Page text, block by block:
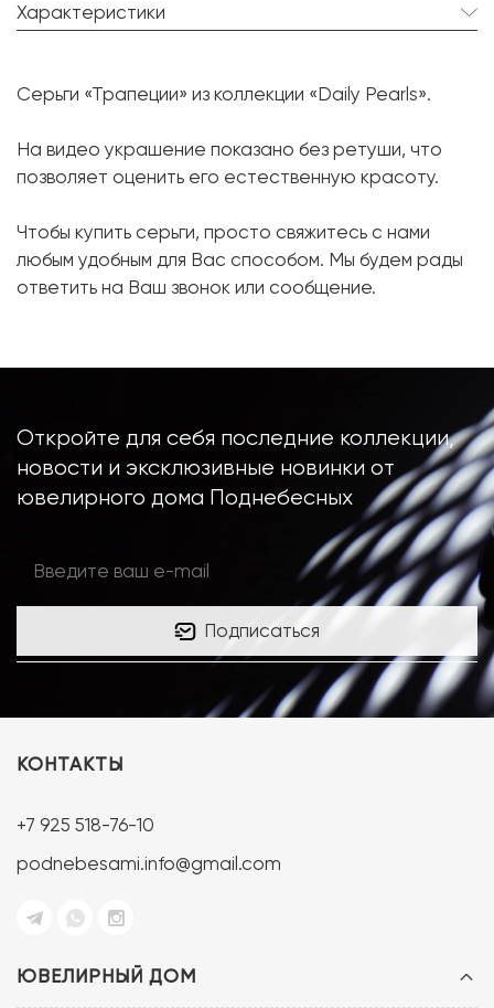
Характеристики
Форма:
Круглая
Бриллиант:
60 шт. 0.47 карат.
Форма огранки:
Металл:
Желтое золото, 750 проба
Вес грамм:
11.18
Серьги «Трапеции» из коллекции «Daily Pearls».
На видео украшение показано без ретуши, что
позволяет оценить его естественную красоту.
Чтобы купить серьги, просто свяжитесь с нами
любым удобным для Вас способом. Мы будем рады
ответить на Ваш звонок или сообщение.
Откройте для себя последние коллекции,
новости и эксклюзивные новинки от
ювелирного дома Поднебесных
Подписаться
ЮВЕЛИРНЫЙ ДОМ
КОНТАКТЫ
+7 925 518-76-10
podnebesami.info@gmail.com